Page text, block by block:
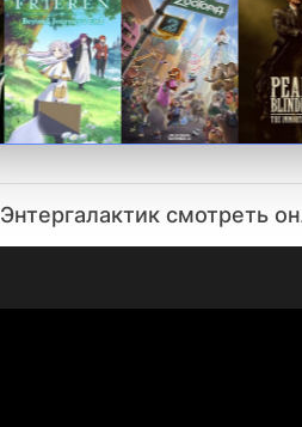
Энтергалактик смотреть